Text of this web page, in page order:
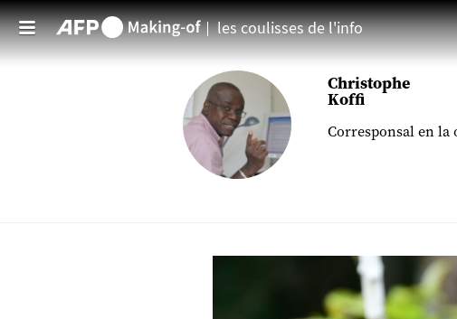
Aller au contenu principal les coulisses de l'info
Christophe
Koffi
Corresponsal en la